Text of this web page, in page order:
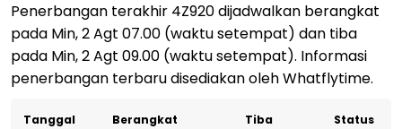
Penerbangan terakhir 4Z920 dijadwalkan berangkat
pada Min, 2 Agt 07.00 (waktu setempat) dan tiba
pada Min, 2 Agt 09.00 (waktu setempat). Informasi
penerbangan terbaru disediakan oleh Whatflytime.
Tanggal Berangkat Tiba Status